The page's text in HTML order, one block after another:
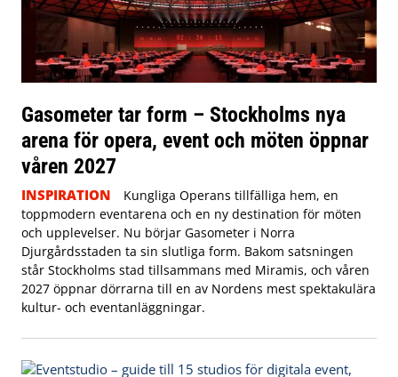
Gasometer tar form – Stockholms nya
arena för opera, event och möten öppnar
våren 2027
INSPIRATION
Kungliga Operans tillfälliga hem, en
toppmodern eventarena och en ny destination för möten
och upplevelser. Nu börjar Gasometer i Norra
Djurgårdsstaden ta sin slutliga form. Bakom satsningen
står Stockholms stad tillsammans med Miramis, och våren
2027 öppnar dörrarna till en av Nordens mest spektakulära
kultur- och eventanläggningar.